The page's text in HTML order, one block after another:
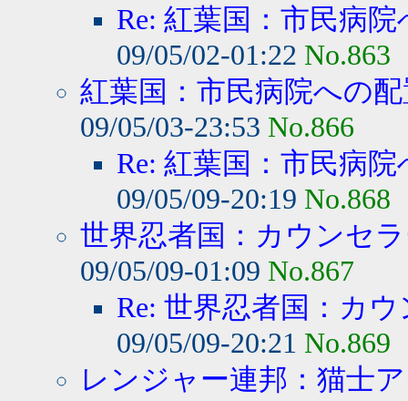
Re: 紅葉国：市民病
09/05/02-01:22 No.863
紅葉国：市民病院への
09/05/03-23:53 No.866
Re: 紅葉国：市民病
09/05/09-20:19 No.868
世界忍者国：カウンセ
09/05/09-01:09 No.867
Re: 世界忍者国：カ
09/05/09-20:21 No.869
レンジャー連邦：猫士